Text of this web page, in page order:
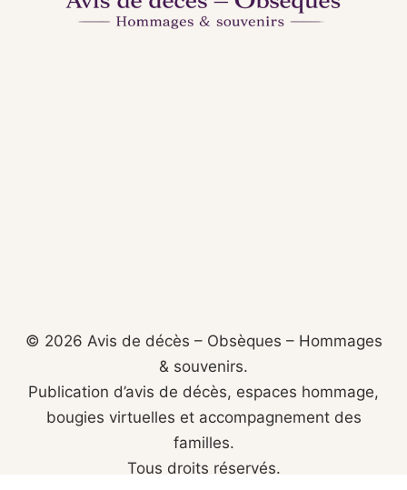
© 2026 Avis de décès – Obsèques – Hommages
& souvenirs.
Publication d’avis de décès, espaces hommage,
bougies virtuelles et accompagnement des
familles.
Tous droits réservés.